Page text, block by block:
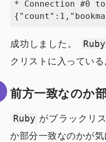
* Connection #0
成功しました。 Ruby
クリストに入っている
前方一致なのか
Ruby がブラックリ
か部分一致なのかが気